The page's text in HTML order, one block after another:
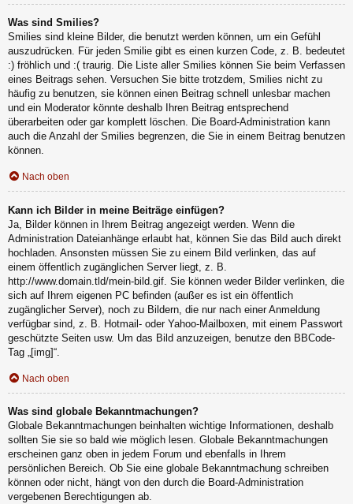
Was sind Smilies?
Smilies sind kleine Bilder, die benutzt werden können, um ein Gefühl
auszudrücken. Für jeden Smilie gibt es einen kurzen Code, z. B. bedeutet
:) fröhlich und :( traurig. Die Liste aller Smilies können Sie beim Verfassen
eines Beitrags sehen. Versuchen Sie bitte trotzdem, Smilies nicht zu
häufig zu benutzen, sie können einen Beitrag schnell unlesbar machen
und ein Moderator könnte deshalb Ihren Beitrag entsprechend
überarbeiten oder gar komplett löschen. Die Board-Administration kann
auch die Anzahl der Smilies begrenzen, die Sie in einem Beitrag benutzen
können.
Nach oben
Kann ich Bilder in meine Beiträge einfügen?
Ja, Bilder können in Ihrem Beitrag angezeigt werden. Wenn die
Administration Dateianhänge erlaubt hat, können Sie das Bild auch direkt
hochladen. Ansonsten müssen Sie zu einem Bild verlinken, das auf
einem öffentlich zugänglichen Server liegt, z. B.
http://www.domain.tld/mein-bild.gif. Sie können weder Bilder verlinken, die
sich auf Ihrem eigenen PC befinden (außer es ist ein öffentlich
zugänglicher Server), noch zu Bildern, die nur nach einer Anmeldung
verfügbar sind, z. B. Hotmail- oder Yahoo-Mailboxen, mit einem Passwort
geschützte Seiten usw. Um das Bild anzuzeigen, benutze den BBCode-
Tag „[img]“.
Nach oben
Was sind globale Bekanntmachungen?
Globale Bekanntmachungen beinhalten wichtige Informationen, deshalb
sollten Sie sie so bald wie möglich lesen. Globale Bekanntmachungen
erscheinen ganz oben in jedem Forum und ebenfalls in Ihrem
persönlichen Bereich. Ob Sie eine globale Bekanntmachung schreiben
können oder nicht, hängt von den durch die Board-Administration
vergebenen Berechtigungen ab.